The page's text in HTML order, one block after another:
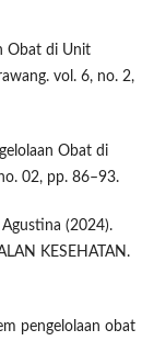
Obat di Unit
vol. 6, no. 2,
Obat di
02, pp. 86–93.
Agustina (2024).
KESEHATAN.
pengelolaan obat